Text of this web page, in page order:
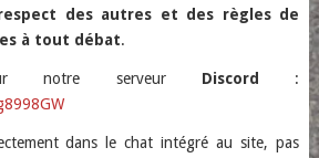
des autres et des règles de
à tout débat.
sur notre serveur Discord
:
dans le chat intégré au site, pas